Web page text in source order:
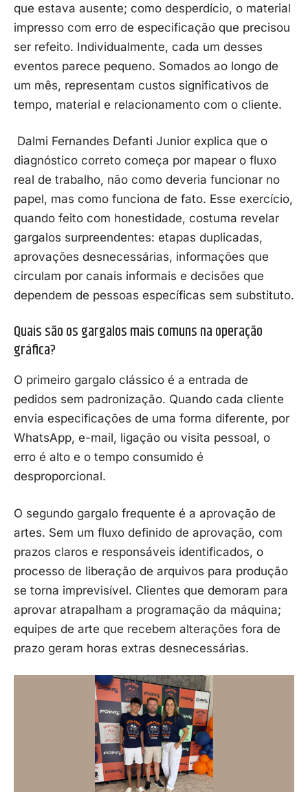
que estava ausente; como desperdício, o material
impresso com erro de especificação que precisou
ser refeito. Individualmente, cada um desses
eventos parece pequeno. Somados ao longo de
um mês, representam custos significativos de
tempo, material e relacionamento com o cliente.
Dalmi Fernandes Defanti Junior explica que o
diagnóstico correto começa por mapear o fluxo
real de trabalho, não como deveria funcionar no
papel, mas como funciona de fato. Esse exercício,
quando feito com honestidade, costuma revelar
gargalos surpreendentes: etapas duplicadas,
aprovações desnecessárias, informações que
circulam por canais informais e decisões que
dependem de pessoas específicas sem substituto.
Quais são os gargalos mais comuns na operação
gráfica?
O primeiro gargalo clássico é a entrada de
pedidos sem padronização. Quando cada cliente
envia especificações de uma forma diferente, por
WhatsApp, e-mail, ligação ou visita pessoal, o
erro é alto e o tempo consumido é
desproporcional.
O segundo gargalo frequente é a aprovação de
artes. Sem um fluxo definido de aprovação, com
prazos claros e responsáveis identificados, o
processo de liberação de arquivos para produção
se torna imprevisível. Clientes que demoram para
aprovar atrapalham a programação da máquina;
equipes de arte que recebem alterações fora de
prazo geram horas extras desnecessárias.